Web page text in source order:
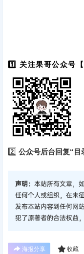
1️⃣ 关注果哥公众号【
2️⃣ 公众号后台回复“目
声明： 本站所有文章，
任何个人或组织，在未
发布本站内容到任何网
犯了原著者的合法权益
海报分享 收藏